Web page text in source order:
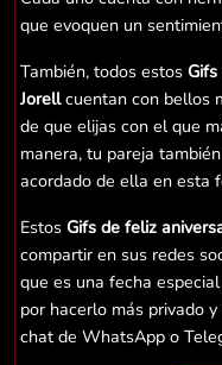
que evoquen un
También, todos estos
Jorellcuentan con bellos
de que elijas con el que
manera, tu pareja
acordado de ella en esta
Estos Gifs de feliz
compartir en sus redes
que es una fecha
por hacerlo más privado
chat de WhatsApp o